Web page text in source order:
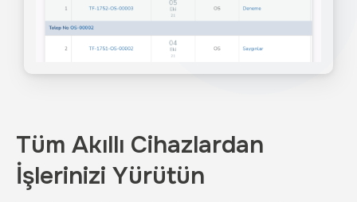
Tüm Akıllı Cihazlardan
İşlerinizi Yürütün